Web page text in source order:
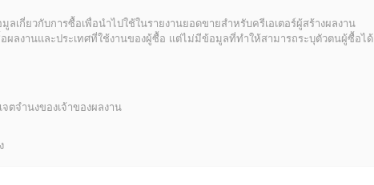
มูลเกี่ยวกับการซื้อเพื่อนำไปใช้ในรายงานยอดขายสำหรับครีเอเตอร์ผู้สร้างผลงาน
ลงานและประเทศที่ใช้งานของผู้ซื้อ แต่ไม่มีข้อมูลที่ทำให้สามารถระบุตัวตนผู้ซื้อได้
ตจำนงของเจ้าของผลงาน